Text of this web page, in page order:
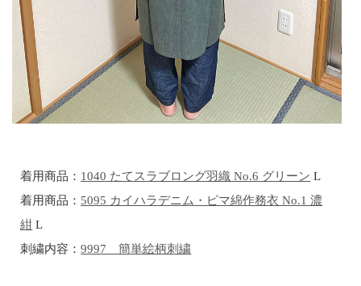
着用商品： 1040 たてスラブロング羽織 No.6 グリーン L
着用商品： 5095 カイハラデニム・ピマ綿作務衣 No.1 濃
紺 L
刺繍内容：9997 簡単絵柄刺繍